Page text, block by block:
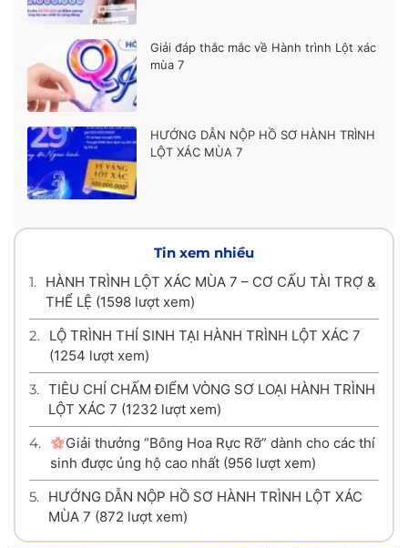
Giải đáp thắc mắc về Hành trình Lột xác
mùa 7
HƯỚNG DẪN NỘP HỒ SƠ HÀNH TRÌNH
LỘT XÁC MÙA 7
Tin xem nhiều
1. HÀNH TRÌNH LỘT XÁC MÙA 7 – CƠ CẤU TÀI TRỢ &
THỂ LỆ (1598 lượt xem)
2.
LỘ TRÌNH THÍ SINH TẠI HÀNH TRÌNH LỘT XÁC 7
(1254 lượt xem)
3. TIÊU CHÍ CHẤM ĐIỂM VÒNG SƠ LOẠI HÀNH TRÌNH
LỘT XÁC 7 (1232 lượt xem)
4.
Giải thưởng “Bông Hoa Rực Rỡ” dành cho các thí
sinh được ủng hộ cao nhất (956 lượt xem)
5. HƯỚNG DẪN NỘP HỒ SƠ HÀNH TRÌNH LỘT XÁC
MÙA 7 (872 lượt xem)